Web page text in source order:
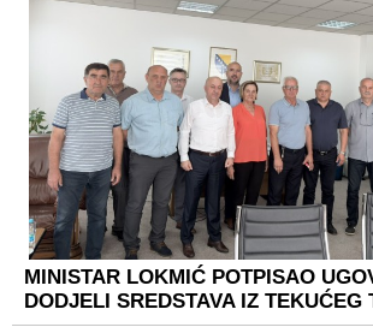
MINISTAR LOKMIĆ POTPISAO
DODJELI SREDSTAVA IZ